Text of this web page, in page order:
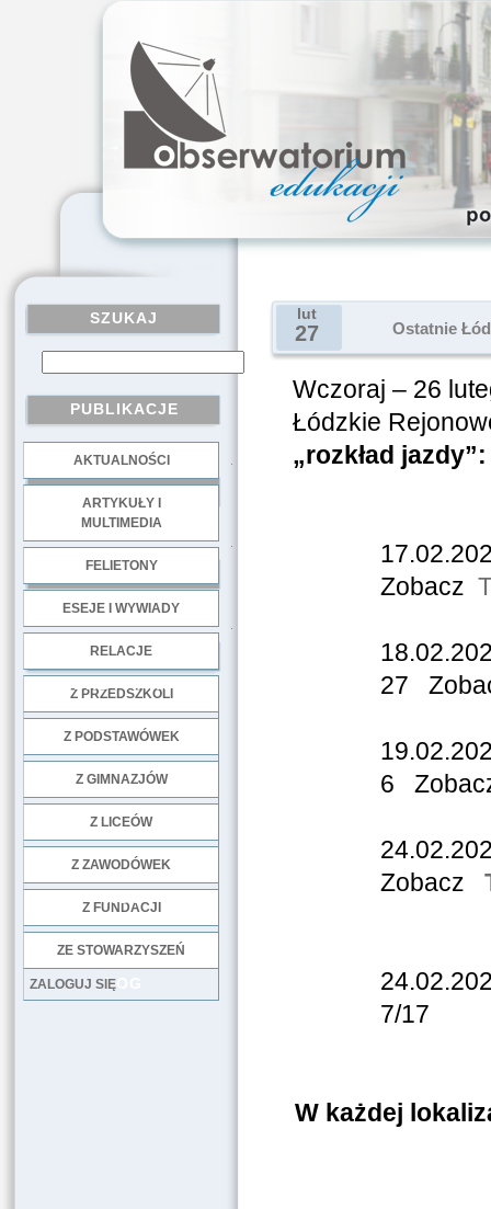
SZUKAJ
PUBLIKACJE
AKTUALNOŚCI
ARTYKUŁY I
MULTIMEDIA
FELIETONY
ESEJE I WYWIADY
RELACJE
Z PRZEDSZKOLI
Z PODSTAWÓWEK
Z GIMNAZJÓW
Z LICEÓW
Z ZAWODÓWEK
Z FUNDACJI
ZE STOWARZYSZEŃ
LOG
ZALOGUJ SIĘ
lut
27 Ostatnie
Wczoraj – 26
Łódzkie
„rozkład jazdy”:
Zobacz
27
6
Zobacz
7/17
W każdej